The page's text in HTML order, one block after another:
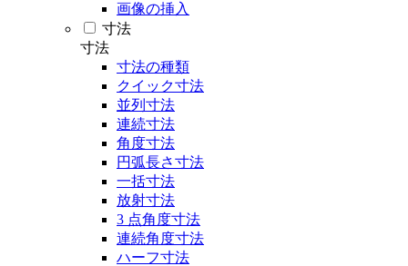
画像の挿入
寸法
寸法
寸法の種類
クイック寸法
並列寸法
連続寸法
角度寸法
円弧長さ寸法
一括寸法
放射寸法
3 点角度寸法
連続角度寸法
ハーフ寸法